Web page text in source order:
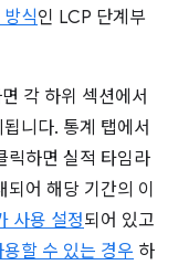
식인 LCP 단계부
각 하위 섹션에서
니다. 통계 탭에서
릭하면 실적 타임라
어 해당 기간의 이
사용 설정되어 있고
할 수 있는 경우 하